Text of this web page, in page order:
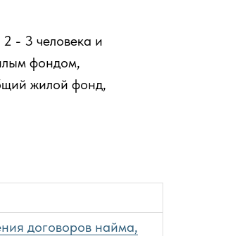
- 3 человека и
фондом,
жилой фонд,
договоров найма,